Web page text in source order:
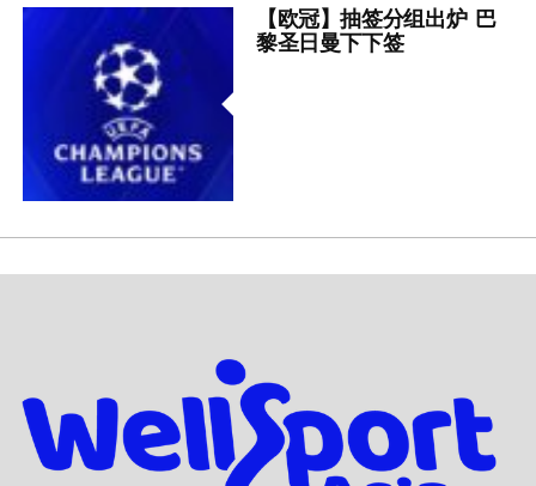
【欧冠】抽签分组出炉 巴
黎圣日曼下下签